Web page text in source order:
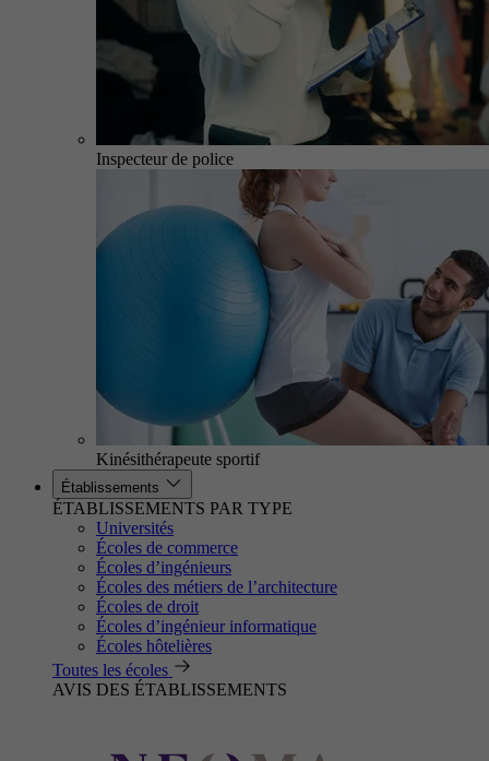
Inspecteur de police
Kinésithérapeute sportif
Établissements
ÉTABLISSEMENTS PAR TYPE
Universités
Écoles de commerce
Écoles d’ingénieurs
Écoles des métiers de l’architecture
Écoles de droit
Écoles d’ingénieur informatique
Écoles hôtelières
Toutes les écoles
AVIS DES ÉTABLISSEMENTS